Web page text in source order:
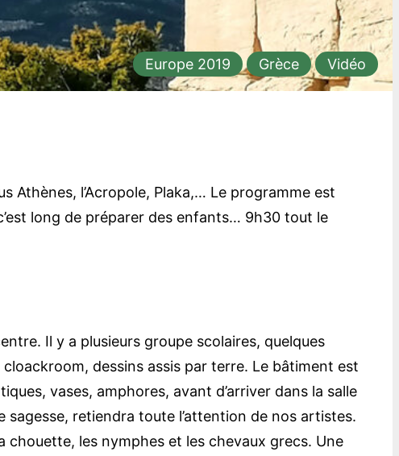
Europe 2019 Grèce Vidéo
Athènes, l’Acropole, Plaka,… Le programme est
long de préparer des enfants… 9h30 tout le
Il y a plusieurs groupe scolaires, quelques
dessins assis par terre. Le bâtiment est
vases, amphores, avant d’arriver dans la salle
sagesse, retiendra toute l’attention de nos artistes.
chouette, les nymphes et les chevaux grecs. Une